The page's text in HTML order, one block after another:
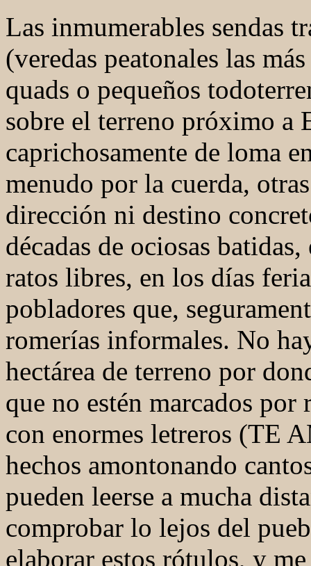
Las inmumerables sendas
(veredas peatonales las
quads o pequeños
sobre el terreno próximo a
caprichosamente de loma
menudo por la cuerda,
dirección ni destino
décadas de ociosas
ratos libres, en los días
pobladores que,
romerías informales. No
hectárea de terreno por
que no estén marcados
con enormes letreros (TE
hechos amontonando
pueden leerse a mucha
comprobar lo lejos del
elaborar estos rótulos, y